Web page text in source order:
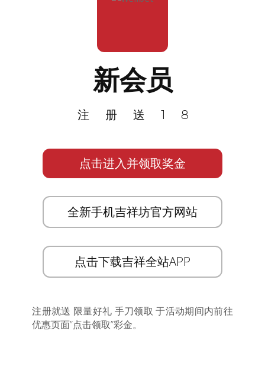
新会员
注册送18
点击进入并领取奖金
全新手机吉祥坊官方网站
点击下载吉祥全站APP
注册就送 限量好礼 手刀领取 于活动期间内前往
优惠页面”点击领取”彩金。